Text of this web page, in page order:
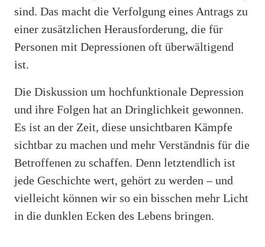
sind. Das macht die Verfolgung eines Antrags zu
einer zusätzlichen Herausforderung, die für
Personen mit Depressionen oft überwältigend
ist.
Die Diskussion um hochfunktionale Depression
und ihre Folgen hat an Dringlichkeit gewonnen.
Es ist an der Zeit, diese unsichtbaren Kämpfe
sichtbar zu machen und mehr Verständnis für die
Betroffenen zu schaffen. Denn letztendlich ist
jede Geschichte wert, gehört zu werden – und
vielleicht können wir so ein bisschen mehr Licht
in die dunklen Ecken des Lebens bringen.